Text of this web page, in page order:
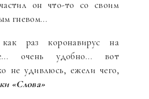
он что-то со своим
гневом…
раз коронавирус на
очень удобно… вот
не удивлюсь, ежели чего,
«Слова»